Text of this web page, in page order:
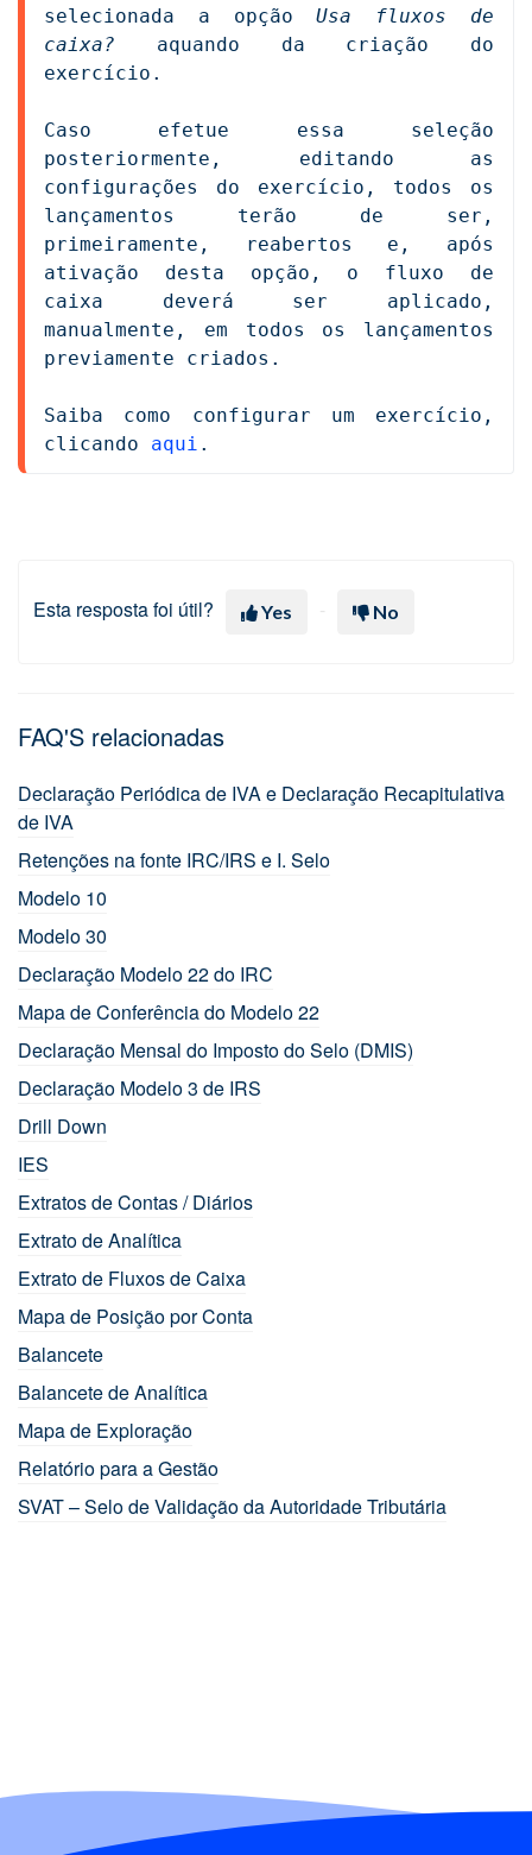
selecionada a opção Usa fluxos de
caixa? aquando da criação do
exercício.
Caso efetue essa seleção
posteriormente, editando as
configurações do exercício, todos os
lançamentos terão de ser,
primeiramente, reabertos e, após
ativação desta opção, o fluxo de
caixa deverá ser aplicado,
manualmente, em todos os lançamentos
previamente criados.
Saiba como configurar um exercício,
clicando aqui .
Esta resposta foi útil? Yes No
FAQ'S relacionadas
Declaração Periódica de IVA e Declaração Recapitulativa
de IVA
Retenções na fonte IRC/IRS e I. Selo
Modelo 10
Modelo 30
Declaração Modelo 22 do IRC
Mapa de Conferência do Modelo 22
Declaração Mensal do Imposto do Selo (DMIS)
Declaração Modelo 3 de IRS
Drill Down
IES
Extratos de Contas / Diários
Extrato de Analítica
Extrato de Fluxos de Caixa
Mapa de Posição por Conta
Balancete
Balancete de Analítica
Mapa de Exploração
Relatório para a Gestão
SVAT – Selo de Validação da Autoridade Tributária